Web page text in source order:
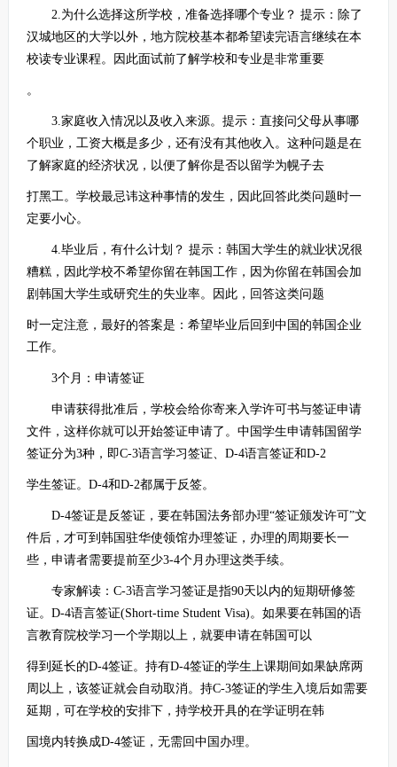
2.为什么选择这所学校，准备选择哪个专业？ 提示：除了
汉城地区的大学以外，地方院校基本都希望读完语言继续在本
校读专业课程。因此面试前了解学校和专业是非常重要
。
3.家庭收入情况以及收入来源。提示：直接问父母从事哪
个职业，工资大概是多少，还有没有其他收入。这种问题是在
了解家庭的经济状况，以便了解你是否以留学为幌子去
打黑工。学校最忌讳这种事情的发生，因此回答此类问题时一
定要小心。
4.毕业后，有什么计划？ 提示：韩国大学生的就业状况很
糟糕，因此学校不希望你留在韩国工作，因为你留在韩国会加
剧韩国大学生或研究生的失业率。因此，回答这类问题
时一定注意，最好的答案是：希望毕业后回到中国的韩国企业
工作。
3个月：申请签证
申请获得批准后，学校会给你寄来入学许可书与签证申请
文件，这样你就可以开始签证申请了。中国学生申请韩国留学
签证分为3种，即C-3语言学习签证、D-4语言签证和D-2
学生签证。D-4和D-2都属于反签。
D-4签证是反签证，要在韩国法务部办理“签证颁发许可”文
件后，才可到韩国驻华使领馆办理签证，办理的周期要长一
些，申请者需要提前至少3-4个月办理这类手续。
专家解读：C-3语言学习签证是指90天以内的短期研修签
证。D-4语言签证(Short-time Student Visa)。如果要在韩国的语
言教育院校学习一个学期以上，就要申请在韩国可以
得到延长的D-4签证。持有D-4签证的学生上课期间如果缺席两
周以上，该签证就会自动取消。持C-3签证的学生入境后如需要
延期，可在学校的安排下，持学校开具的在学证明在韩
国境内转换成D-4签证，无需回中国办理。